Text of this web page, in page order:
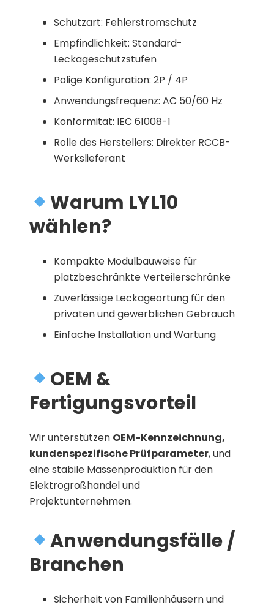
Schutzart: Fehlerstromschutz
Empfindlichkeit: Standard-
Leckageschutzstufen
Polige Konfiguration: 2P / 4P
Anwendungsfrequenz: AC 50/60 Hz
Konformität: IEC 61008-1
Rolle des Herstellers: Direkter RCCB-
Werkslieferant
Warum LYL10
wählen?
Kompakte Modulbauweise für
platzbeschränkte Verteilerschränke
Zuverlässige Leckageortung für den
privaten und gewerblichen Gebrauch
Einfache Installation und Wartung
OEM &
Fertigungsvorteil
Wir unterstützen OEM-Kennzeichnung,
kundenspezifische Prüfparameter, und
eine stabile Massenproduktion für den
Elektrogroßhandel und
Projektunternehmen.
Anwendungsfälle /
Branchen
Sicherheit von Familienhäusern und